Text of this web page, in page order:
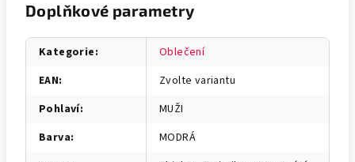
Doplňkové parametry
Kategorie:
Oblečení
EAN:
Zvolte variantu
Pohlaví:
MUŽI
Barva:
MODRÁ